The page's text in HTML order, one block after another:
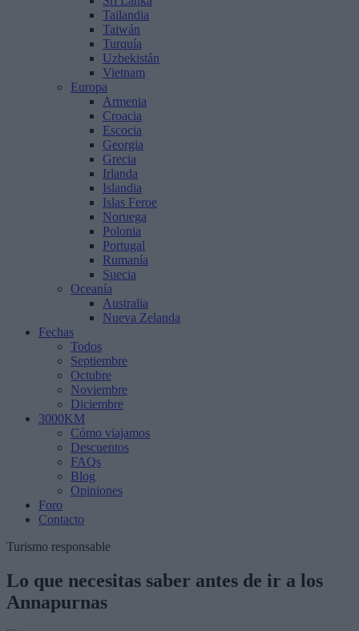
Tailandia
Taiwán
Turquía
Uzbekistán
Vietnam
Europa
Armenia
Croacia
Escocia
Georgia
Grecia
Irlanda
Islandia
Islas Feroe
Noruega
Polonia
Portugal
Rumanía
Suecia
Oceanía
Australia
Nueva Zelanda
Fechas
Todos
Septiembre
Octubre
Noviembre
Diciembre
3000KM
Cómo viajamos
Descuentos
FAQs
Blog
Opiniones
Foro
Contacto
Turismo responsable
Lo que necesitas saber antes de ir a los
Annapurnas